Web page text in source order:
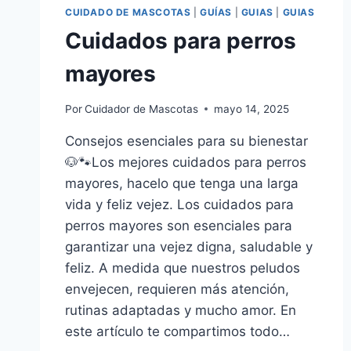
CUIDADO DE MASCOTAS |GUÍAS GUIAS GUIAS
Cuidados para perros
mayores
PorCuidador de Mascotas mayo 14, 2025
Consejos esenciales para su bienestar
🐶🐾Los mejores cuidados para perros
mayores, hacelo que tenga una larga
vida y feliz vejez. Los cuidados para
perros mayores son esenciales para
garantizar una vejez digna, saludable y
feliz. A medida que nuestros peludos
envejecen, requieren más atención,
rutinas adaptadas y mucho amor. En
este artículo te compartimos todo…